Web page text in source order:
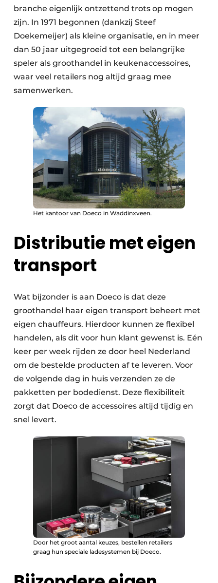
branche eigenlijk ontzettend trots op mogen
zijn. In 1971 begonnen (dankzij Steef
Doekemeijer) als kleine organisatie, en in meer
dan 50 jaar uitgegroeid tot een belangrijke
speler als groothandel in keukenaccessoires,
waar veel retailers nog altijd graag mee
samenwerken.
Het kantoor van Doeco in Waddinxveen.
Distributie met eigen
transport
Wat bijzonder is aan Doeco is dat deze
groothandel haar eigen transport beheert met
eigen chauffeurs. Hierdoor kunnen ze flexibel
handelen, als dit voor hun klant gewenst is. Eén
keer per week rijden ze door heel Nederland
om de bestelde producten af te leveren. Voor
de volgende dag in huis verzenden ze de
pakketten per bodedienst. Deze flexibiliteit
zorgt dat Doeco de accessoires altijd tijdig en
snel levert.
Door het groot aantal keuzes, bestellen retailers
graag hun speciale ladesystemen bij Doeco.